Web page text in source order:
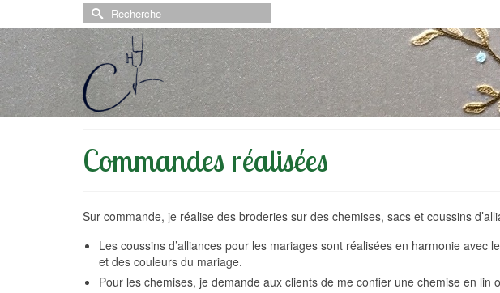
Rechercher :
Commandes réalisées
Sur commande, je réalise des broderies sur des chemises, sacs et coussins
Les coussins d’alliances pour les mariages sont réalisées en harmonie
et des couleurs du mariage.
Pour les chemises, je demande aux clients de me confier une chemise en